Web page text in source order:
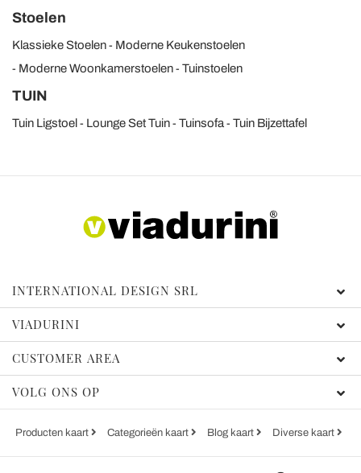
Stoelen
Klassieke Stoelen
Moderne Keukenstoelen
Moderne Woonkamerstoelen
Tuinstoelen
TUIN
Tuin Ligstoel Lounge Set Tuin Tuinsofa Tuin Bijzettafel
INTERNATIONAL DESIGN SRL
VIADURINI
CUSTOMER AREA
VOLG ONS OP
Producten kaart Categorieën kaart Blog kaart Diverse kaart